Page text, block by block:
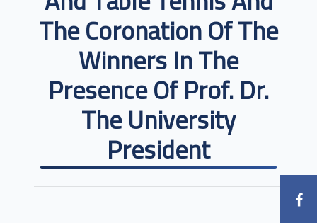
The Coronation Of The
Winners In The
Presence Of Prof. Dr.
The University
President